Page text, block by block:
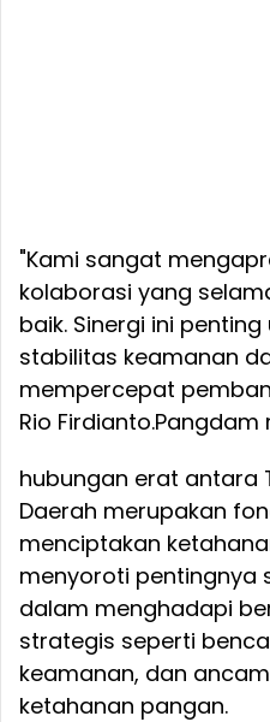
"Kami sangat
kolaborasi yang
baik. Sinergi ini
stabilitas keamanan
mempercepat
Rio Firdianto.Pangdam
hubungan erat antara
Daerah merupakan
menciptakan
menyoroti pentingnya
dalam menghadapi
strategis seperti
keamanan, dan
ketahanan pangan.